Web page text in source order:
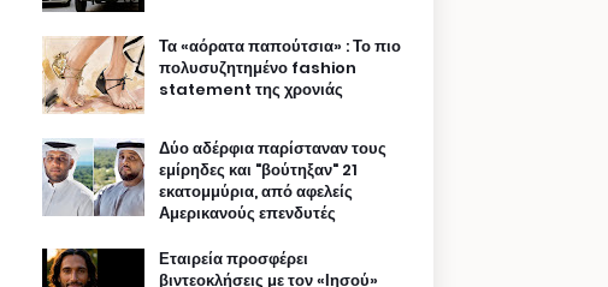
Τα «αόρατα παπούτσια» : Το πιο
πολυσυζητημένο fashion
statement της χρονιάς
Δύο αδέρφια παρίσταναν τους
εμίρηδες και "βούτηξαν" 21
εκατομμύρια, από αφελείς
Αμερικανούς επενδυτές
Εταιρεία προσφέρει
βιντεοκλήσεις με τον «Ιησού»